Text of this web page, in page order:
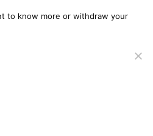
to know more or withdraw your